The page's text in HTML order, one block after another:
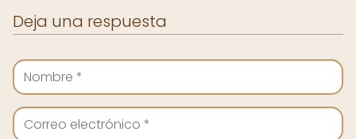
Deja una respuesta